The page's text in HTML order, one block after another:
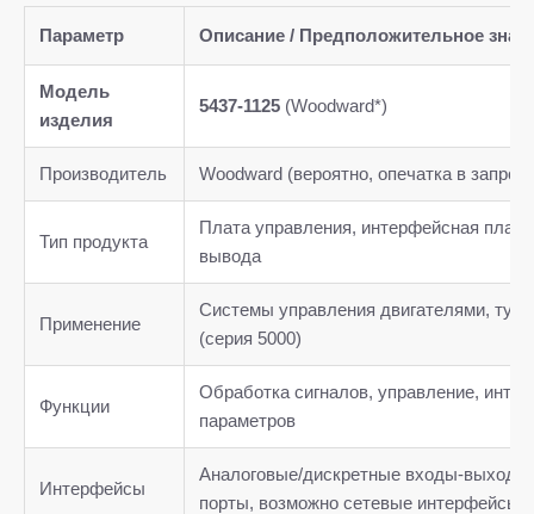
Параметр Описание / Предположительное
Модель
изделия
5437-1125 (Woodward*)
Производитель Woodward (вероятно, опечатка в
Тип продукта
Плата управления, интерфейсная
вывода
Применение
Системы управления двигателями,
(серия 5000)
Функции
Обработка сигналов, управление,
параметров
Интерфейсы
Аналоговые/дискретные входы-
порты, возможно сетевые интерфейсы